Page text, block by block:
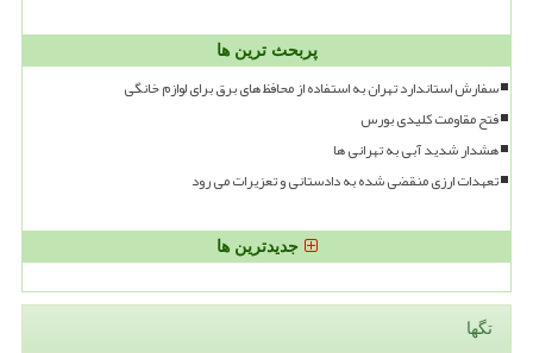
پربحث ترین ها
سفارش استاندارد تهران به استفاده از محافظ های برق برای لوازم خانگی
فتح مقاومت کلیدی بورس
هشدار شدید آبی به تهرانی ها
تعهدات ارزی منقضی شده به دادستانی و تعزیرات می رود
جدیدترین ها
تگها